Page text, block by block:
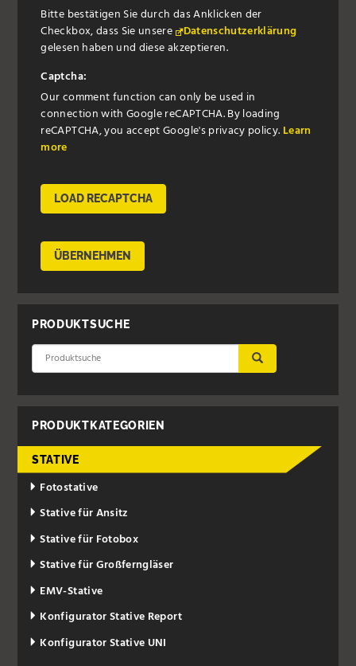
Bitte bestätigen Sie durch das Anklicken der
Checkbox, dass Sie unsere Datenschutzerklärung
gelesen haben und diese akzeptieren.
Captcha:
Our comment function can only be used in
connection with Google reCAPTCHA. By loading
reCAPTCHA, you accept Google's privacy policy. Learn
more
LOAD RECAPTCHA
ÜBERNEHMEN
PRODUKTSUCHE
ÜBERNEHMEN
PRODUKTKATEGORIEN
STATIVE
Fotostative
Stative für Ansitz
Stative für Fotobox
Stative für Großferngläser
EMV-Stative
Konfigurator Stative Report
Konfigurator Stative UNI